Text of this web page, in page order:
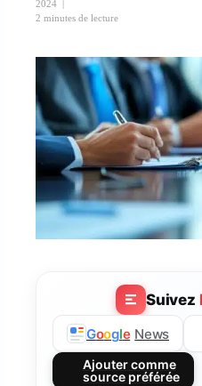
2024 |
2 minutes de lecture
Suivez
Google News
Ajouter comme
source préférée